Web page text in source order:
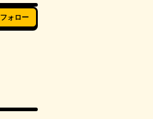
フォロー